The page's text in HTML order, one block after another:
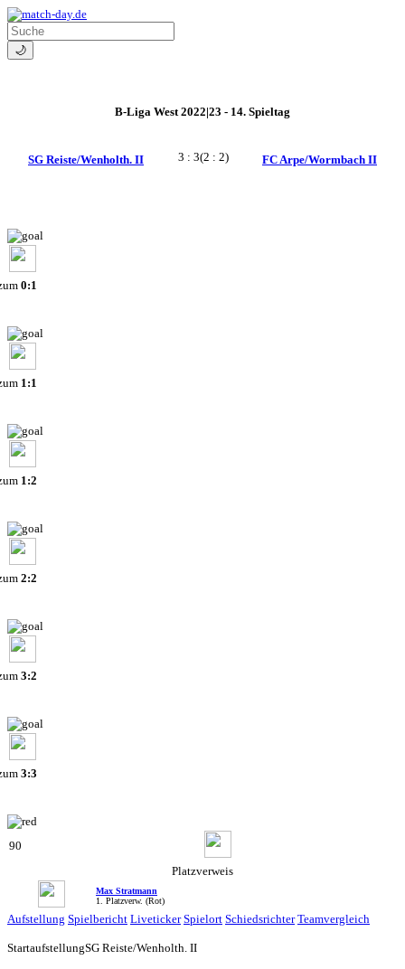
🌙
B-Liga West 2022|23 - 14. Spieltag
SG Reiste/Wenholth. II 3 : 3(2 : 2) FC Arpe/Wormbach II
0:1
1:1
1:2
2:2
3:2
3:3
90
Platzverweis
Max Stratmann
1. Platzverw. (Rot)
Aufstellung Spielbericht Liveticker Spielort Schiedsrichter Teamvergleich
StartaufstellungSG Reiste/Wenholth. II